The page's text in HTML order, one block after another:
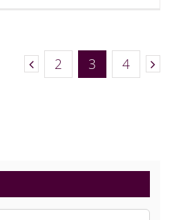
2 3 4